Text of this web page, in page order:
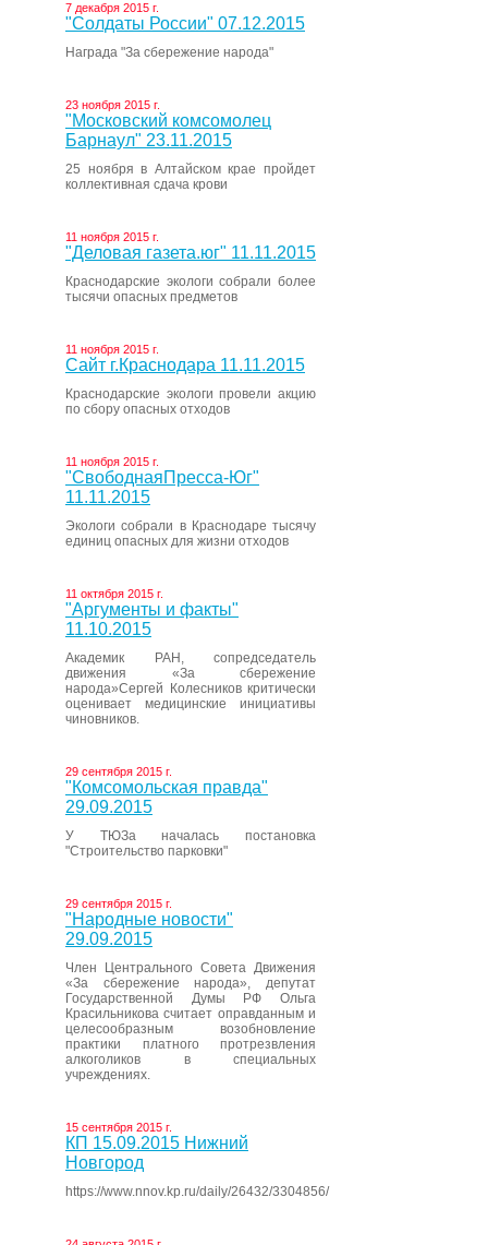
7 декабря 2015 г.
"Солдаты России" 07.12.2015
Награда "За сбережение народа"
23 ноября 2015 г.
"Московский комсомолец
Барнаул" 23.11.2015
25 ноября в Алтайском крае пройдет
коллективная сдача крови
11 ноября 2015 г.
"Деловая газета.юг" 11.11.2015
Краснодарские экологи собрали более
тысячи опасных предметов
11 ноября 2015 г.
Сайт г.Краснодара 11.11.2015
Краснодарские экологи провели акцию
по сбору опасных отходов
11 ноября 2015 г.
"СвободнаяПресса-Юг"
11.11.2015
Экологи собрали в Краснодаре тысячу
единиц опасных для жизни отходов
11 октября 2015 г.
"Аргументы и факты"
11.10.2015
Академик РАН, сопредседатель
движения «За сбережение
народа»Сергей Колесников критически
оценивает медицинские инициативы
чиновников.
29 сентября 2015 г.
"Комсомольская правда"
29.09.2015
У ТЮЗа началась постановка
"Строительство парковки"
29 сентября 2015 г.
"Народные новости"
29.09.2015
Член Центрального Совета Движения
«За сбережение народа», депутат
Государственной Думы РФ Ольга
Красильникова считает оправданным и
целесообразным возобновление
практики платного протрезвления
алкоголиков в специальных
учреждениях.
15 сентября 2015 г.
КП 15.09.2015 Нижний
Новгород
https://www.nnov.kp.ru/daily/26432/3304856/